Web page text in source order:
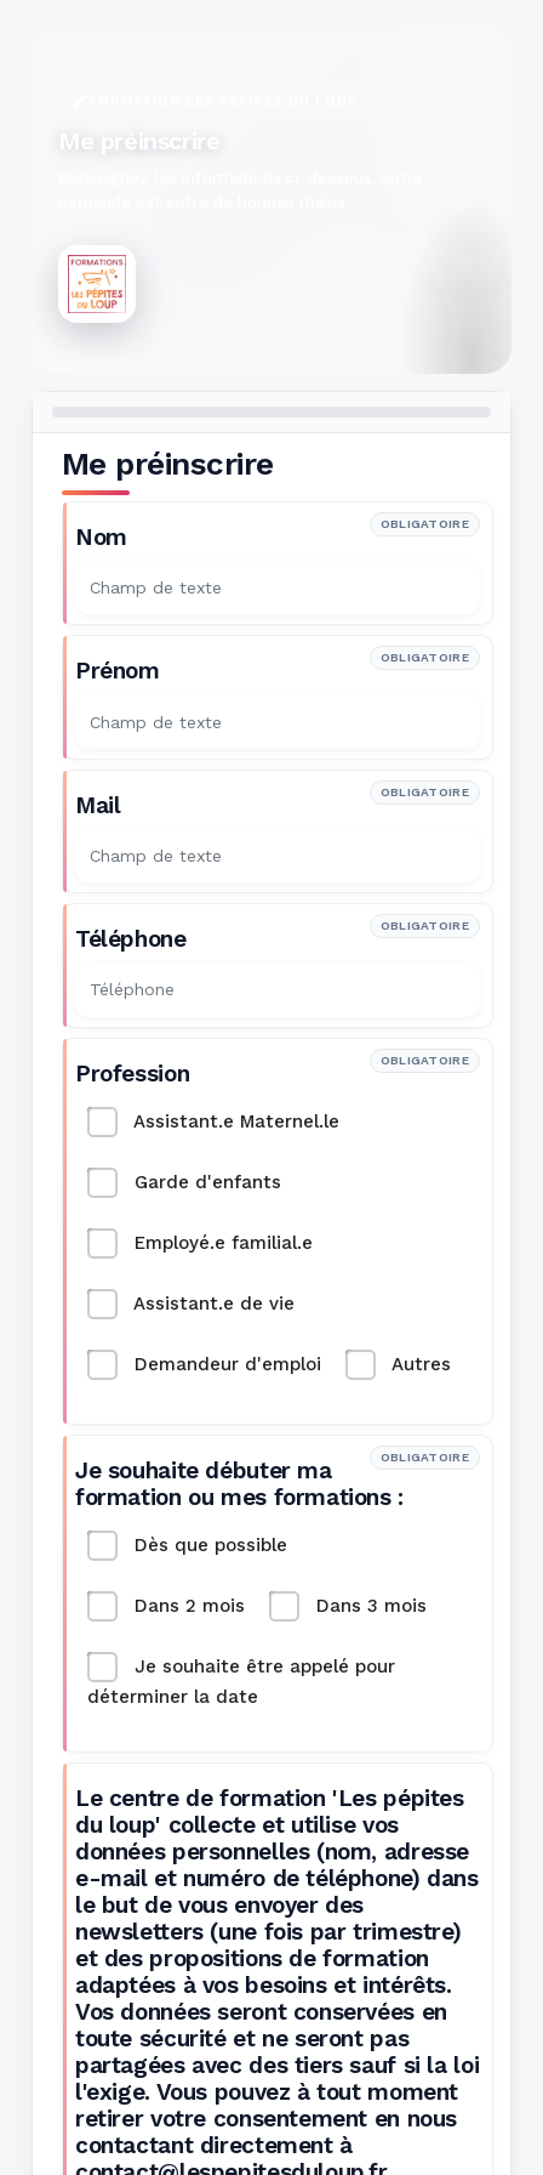
Me préinscrire
Me préinscrire
OBLIGATOIRE
Nom
OBLIGATOIRE
Prénom
OBLIGATOIRE
Mail
OBLIGATOIRE
Téléphone
OBLIGATOIRE
Profession
Assistant.e Maternel.le
Garde d'enfants
Employé.e familial.e
Assistant.e de vie
Demandeur d'emploi Autres
OBLIGATOIRE
Je souhaite débuter ma
formation ou mes formations :
Dès que possible
Dans 2 mois Dans 3 mois
Je souhaite être appelé pour
déterminer la date
Le centre de formation 'Les pépites
du loup' collecte et utilise vos
données personnelles (nom, adresse
e-mail et numéro de téléphone) dans
le but de vous envoyer des
newsletters (une fois par trimestre)
et des propositions de formation
adaptées à vos besoins et intérêts.
Vos données seront conservées en
toute sécurité et ne seront pas
partagées avec des tiers sauf si la loi
l'exige. Vous pouvez à tout moment
retirer votre consentement en nous
contactant directement à